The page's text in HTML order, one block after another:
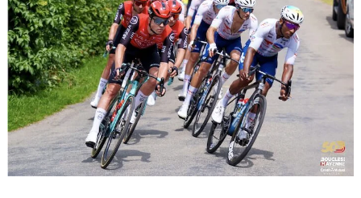
Tous
les
jours,
votre
actualité
vélo
et
triathlon